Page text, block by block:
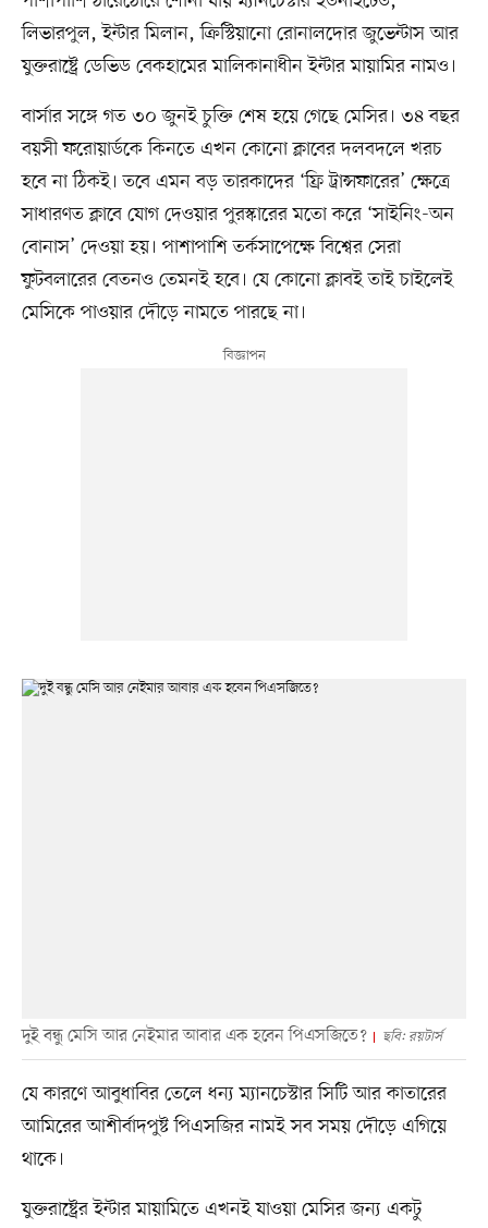
লিভারপুল, ইন্টার মিলান, ক্রিস্টিয়ানো রোনালদোর জুভেন্টাস আর
যুক্তরাষ্ট্রে ডেভিড বেকহামের মালিকানাধীন ইন্টার মায়ামির নামও।
বার্সার সঙ্গে গত ৩০ জুনই চুক্তি শেষ হয়ে গেছে মেসির। ৩৪ বছর
বয়সী ফরোয়ার্ডকে কিনতে এখন কোনো ক্লাবের দলবদলে খরচ
হবে না ঠিকই। তবে এমন বড় তারকাদের ‘ফ্রি ট্রান্সফারের’ ক্ষেত্রে
সাধারণত ক্লাবে যোগ দেওয়ার পুরস্কারের মতো করে ‘সাইনিং-অন
বোনাস’ দেওয়া হয়। পাশাপাশি তর্কসাপেক্ষে বিশ্বের সেরা
ফুটবলারের বেতনও তেমনই হবে। যে কোনো ক্লাবই তাই চাইলেই
মেসিকে পাওয়ার দৌড়ে নামতে পারছে না।
দুই বন্ধু মেসি আর নেইমার আবার এক হবেন পিএসজিতে? ছবি: রয়টার্স
যে কারণে আবুধাবির তেলে ধন্য ম্যানচেস্টার সিটি আর কাতারের
আমিরের আশীর্বাদপুষ্ট পিএসজির নামই সব সময় দৌড়ে এগিয়ে
থাকে।
যুক্তরাষ্ট্রের ইন্টার মায়ামিতে এখনই যাওয়া মেসির জন্য একটু